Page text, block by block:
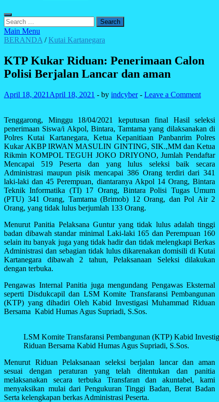
Search
for:
Main Menu
BERANDA /Kutai Kartanegara
KTP Kukar Riduan: Penerimaan Calon
Polisi Berjalan Lancar dan aman
April 18, 2021 April 18, 2021 - by indcyber- Leave a Comment
Tenggarong, Minggu 18/04/2021 keputusan final Hasil seleksi
penerimaan Siswa/i Akpol, Bintara, Tamtama yang dilaksanakan di
Polres Kutai Kartanegara, Ketua Kepanitiaan Panbanrim Polres
Kukar AKBP IRWAN MASULIN GINTING, SIK.,MM dan Ketua
Rikmin KOMPOL TEGUH JOKO DRIYONO, Jumlah Pendaftar
Mencapai 519 Peserta dan yang lulus seleksi baik secara
Administrasi maupun pisik mencapai 386 Orang terdiri dari 341
laki-laki dan 45 Perempuan, diantaranya Akpol 14 Orang, Bintara
Teknik Informatika (TI) 17 Orang, Bintara Polisi Tugas Umum
(PTU) 341 Orang, Tamtama (Brimob) 12 Orang, dan Pol Air 2
Orang, yang tidak lulus berjumlah 133 Orang.
Menurut Panitia Pelaksana Guntur yang tidak lulus adalah tinggi
badan dibawah standar minimal Laki-laki 165 dan Perempuan 160
selain itu banyak juga yang tidak hadir dan tidak melengkapi Berkas
Administrasi dan sebagian tidak lulus dikarenakan domisili di Kutai
Kartanegara dibawah 2 tahun, Pelaksanaan Seleksi dilakukan
dengan terbuka.
Pengawas Internal Panitia juga mengundang Pengawas Eksternal
seperti Disdukcapil dan LSM Komite Transfaransi Pembangunan
(KTP) yang dihadiri Oleh Kabid Investigasi Muhammad Riduan
Bersama Kabid Humas Agus Supriadi, S.Sos.
LSM Komite Transfaransi Pembangunan (KTP) Kabid
Riduan Bersama Kabid Humas Agus Supriadi, S.Sos.
Menurut Riduan Pelaksanaan seleksi berjalan lancar dan aman
sesuai dengan peraturan yang telah ditentukan dan panitia
melaksanakan secara terbuka Transfaran dan akuntabel, kami
menyaksikan mulai dari Pengukuran Tinggi Badan, Berat Badan
Serta kelengkapan berkas Administrasi Peserta.